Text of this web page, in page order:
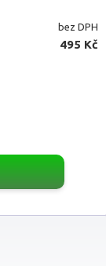
bez DPH
495 Kč